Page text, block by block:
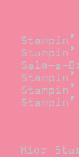
Sale-a-
Hier